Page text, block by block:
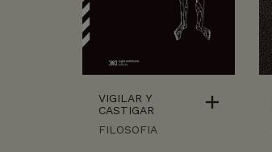
VIGILAR Y
CASTIGAR
FILOSOFIA